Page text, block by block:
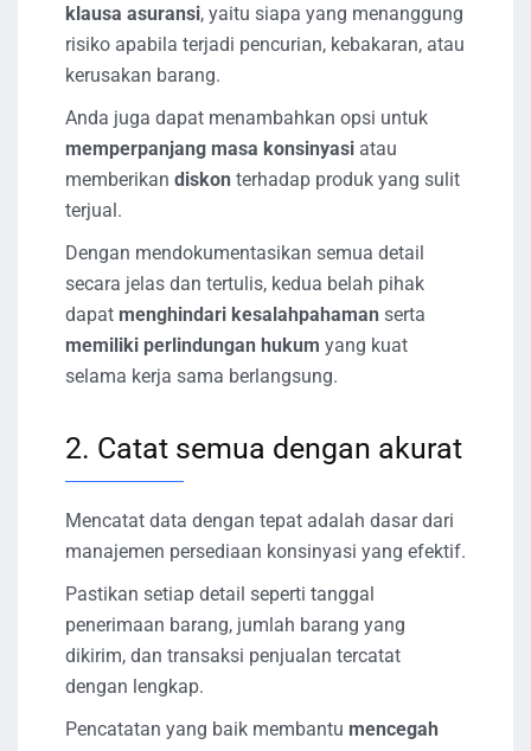
klausa asuransi, yaitu siapa yang menanggung
risiko apabila terjadi pencurian, kebakaran, atau
kerusakan barang.
Anda juga dapat menambahkan opsi untuk
memperpanjang masa konsinyasi atau
memberikan diskon terhadap produk yang sulit
terjual.
Dengan mendokumentasikan semua detail
secara jelas dan tertulis, kedua belah pihak
dapat menghindari kesalahpahaman serta
memiliki perlindungan hukum yang kuat
selama kerja sama berlangsung.
2. Catat semua dengan akurat
Mencatat data dengan tepat adalah dasar dari
manajemen persediaan konsinyasi yang efektif.
Pastikan setiap detail seperti tanggal
penerimaan barang, jumlah barang yang
dikirim, dan transaksi penjualan tercatat
dengan lengkap.
Pencatatan yang baik membantu mencegah